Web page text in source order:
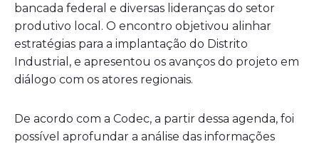
bancada federal e diversas lideranças do setor
produtivo local. O encontro objetivou alinhar
estratégias para a implantação do Distrito
Industrial, e apresentou os avanços do projeto em
diálogo com os atores regionais.
De acordo com a Codec, a partir dessa agenda, foi
possível aprofundar a análise das informações